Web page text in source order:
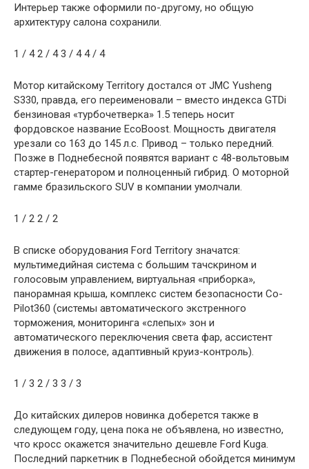
Интерьер также оформили по-другому, но общую
архитектуру салона сохранили.
1 / 42 / 43 / 44/ 4
Мотор китайскому Territory достался от JMC Yusheng
S330, правда, его переименовали – вместо индекса GTDi
бензиновая «турбочетверка» 1.5 теперь носит
фордовское название EcoBoost. Мощность двигателя
урезали со 163 до 145 л.с. Привод – только передний.
Позже в Поднебесной появятся вариант с 48-вольтовым
стартер-генератором и полноценный гибрид. О моторной
гамме бразильского SUV в компании умолчали.
1 / 2 2 / 2
В списке оборудования Ford Territory значатся:
мультимедийная система с большим тачскрином и
голосовым управлением, виртуальная «приборка»,
панорамная крыша, комплекс систем безопасности Co-
Pilot360 (системы автоматического экстренного
торможения, мониторинга «слепых» зон и
автоматического переключения света фар, ассистент
движения в полосе, адаптивный круиз-контроль).
1 / 3 2 / 3 3 / 3
До китайских дилеров новинка доберется также в
следующем году, цена пока не объявлена, но известно,
что кросс окажется значительно дешевле Ford Kuga.
Последний паркетник в Поднебесной обойдется минимум